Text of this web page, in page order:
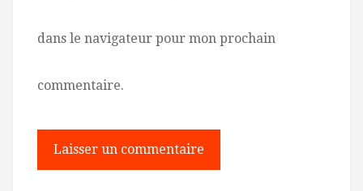
dans le navigateur pour mon prochain
commentaire.